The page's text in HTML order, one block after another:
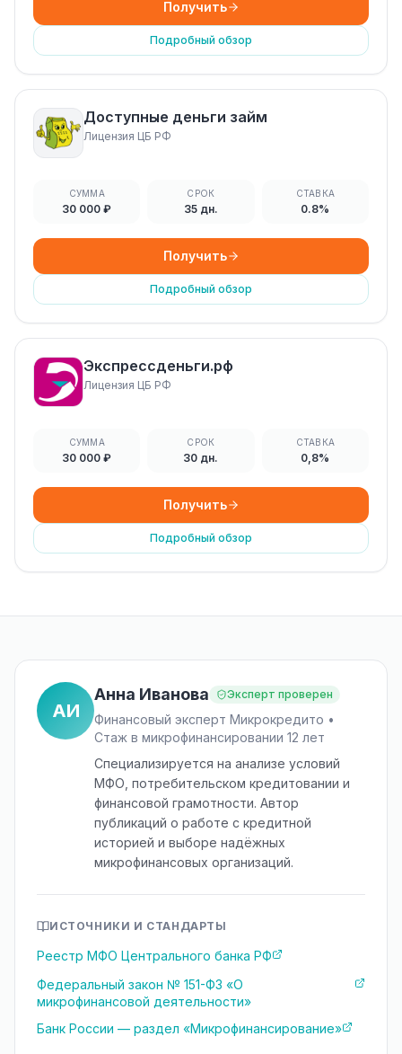
Получить
Подробный обзор
Доступные деньги займ
Лицензия ЦБ РФ
СУММА
30 000 ₽
СРОК
35 дн.
СТАВКА
0.8%
Получить
Подробный обзор
Экспрессденьги.рф
Лицензия ЦБ РФ
СУММА
30 000 ₽
СРОК
30 дн.
СТАВКА
0,8%
Получить
Подробный обзор
АИ
Анна Иванова Эксперт проверен
Финансовый эксперт Микрокредито •
Стаж в микрофинансировании 12 лет
Специализируется на анализе условий
МФО, потребительском кредитовании и
финансовой грамотности. Автор
публикаций о работе с кредитной
историей и выборе надёжных
микрофинансовых организаций.
ИСТОЧНИКИ И СТАНДАРТЫ
Реестр МФО Центрального банка РФ
Федеральный закон № 151-ФЗ «О
микрофинансовой деятельности»
Банк России — раздел «Микрофинансирование»